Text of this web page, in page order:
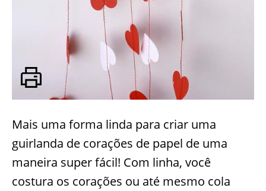
Mais uma forma linda para criar uma
guirlanda de corações de papel de uma
maneira super fácil! Com linha, você
costura os corações ou até mesmo cola